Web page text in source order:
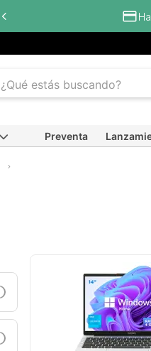
Preventa